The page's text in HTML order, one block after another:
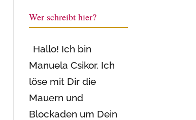
Wer schreibt hier?
Hallo! Ich bin
Manuela Csikor. Ich
löse mit Dir die
Mauern und
Blockaden um Dein